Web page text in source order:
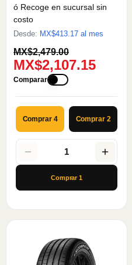
ó Recoge en sucursal sin
costo
Desde: MX$413.17 al mes
MX$2,479.00
MX$2,107.15
Comparar
Comprar 4 Comprar 2
1
Comprar1